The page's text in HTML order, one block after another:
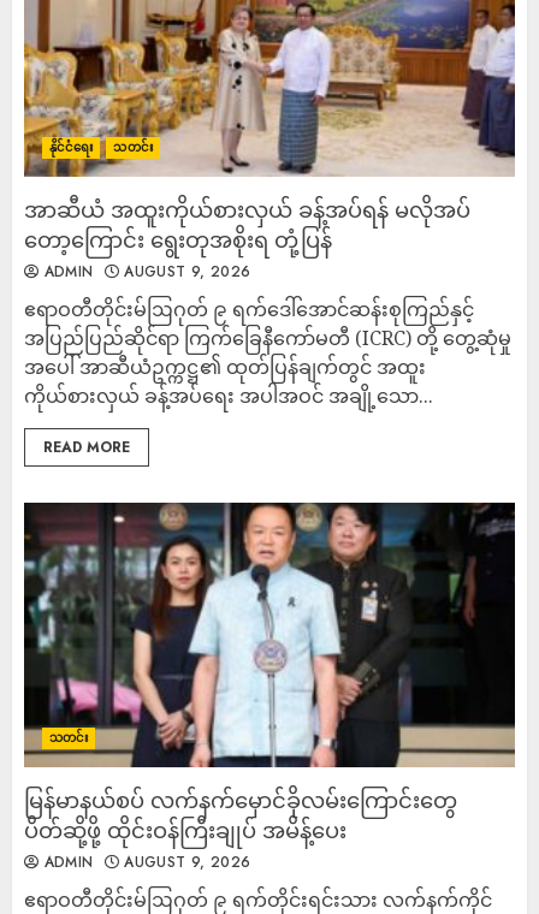
နိုင်ငံရေး သတင်း
အာဆီယံ အထူးကိုယ်စားလှယ် ခန့်အပ်ရန် မလိုအပ်
တော့ကြောင်း ရွေးတုအစိုးရ တုံ့ပြန်
ADMIN AUGUST 9, 2026
ဧရာဝတီတိုင်းမ်ဩဂုတ် ၉ ရက်ဒေါ်အောင်ဆန်းစုကြည်နှင့်
အပြည်ပြည်ဆိုင်ရာ ကြက်ခြေနီကော်မတီ (ICRC) တို့ တွေ့ဆုံမှု
အပေါ် အာဆီယံဥက္ကဋ္ဌ၏ ထုတ်ပြန်ချက်တွင် အထူး
ကိုယ်စားလှယ် ခန့်အပ်ရေး အပါအဝင် အချို့သော...
READ MORE
သတင်း
မြန်မာနယ်စပ် လက်နက်မှောင်ခိုလမ်းကြောင်းတွေ
ပိတ်ဆို့ဖို့ ထိုင်းဝန်ကြီးချုပ် အမိန့်ပေး
ADMIN AUGUST 9, 2026
ဧရာဝတီတိုင်းမ်ဩဂုတ် ၉ ရက်တိုင်းရင်းသား လက်နက်ကိုင်